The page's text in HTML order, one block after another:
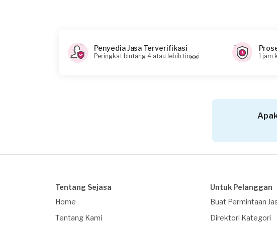
Penyedia Jasa Terverifikasi
Peringkat bintang 4 atau lebih tinggi 1 jam
Tentang Sejasa
Home
Tentang Kami
Untuk Pelanggan
Buat Permintaan
Direktori Kategori